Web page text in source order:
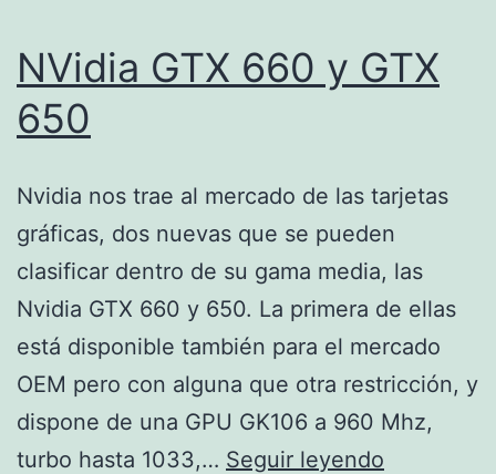
NVidia GTX 660 y GTX
650
Nvidia nos trae al mercado de las tarjetas
gráficas, dos nuevas que se pueden
clasificar dentro de su gama media, las
Nvidia GTX 660 y 650. La primera de ellas
está disponible también para el mercado
OEM pero con alguna que otra restricción, y
dispone de una GPU GK106 a 960 Mhz,
turbo hasta 1033,… Seguir leyendo